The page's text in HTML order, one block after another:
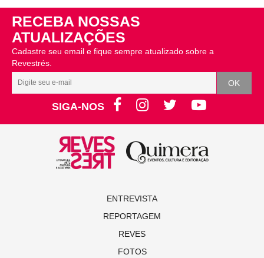
RECEBA NOSSAS
ATUALIZAÇÕES
Cadastre seu email e fique sempre atualizado sobre a
Revestrés.
SIGA-NOS
ENTREVISTA
REPORTAGEM
REVES
FOTOS